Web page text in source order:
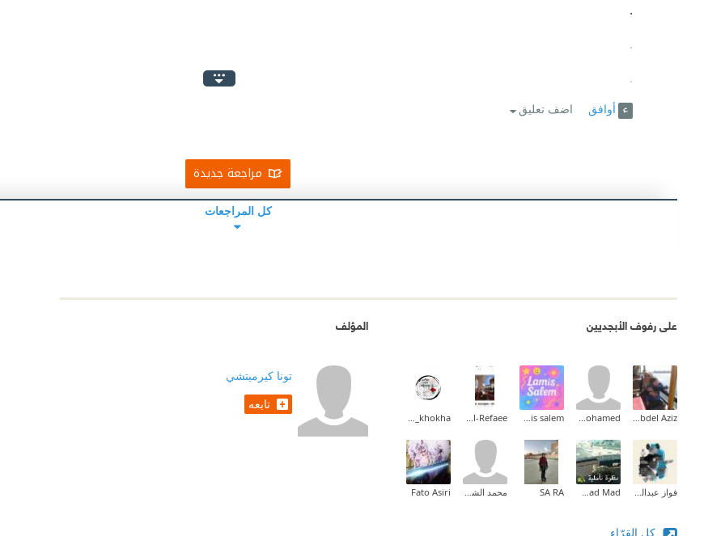
.
.
.
14-6-2020
أوافق اضف تعليق
مراجعة جديدة
كل المراجعات
على رفوف الأبجديين
Rasha Abdel Aziz
amr mohamed
lamis salem
Fatma Al-Refaee
coffee_with_khokha
فواز عبدالمحسن Fatmad Mad
SA RA محمد الشحني Fato Asiri
كل القرّاء
المؤلف
تونا كيرميتشي
تابعه